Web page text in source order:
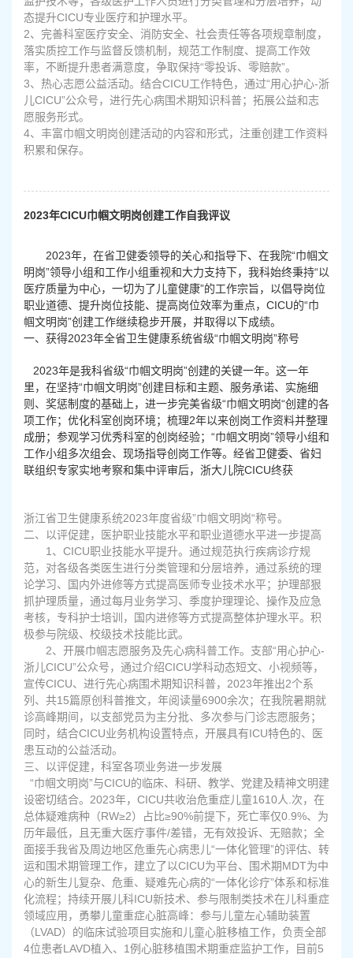
态提升CICU专业医疗和护理水平。
2、完善科室医疗安全、消防安全、社会责任等各项规章制度，
落实质控工作与监督反馈机制，规范工作制度、提高工作效
率，不断提升患者满意度，争取保持“零投诉、零赔款”。
3、热心志愿公益活动。结合CICU工作特色，通过“用心护心-浙
儿CICU”公众号，进行先心病围术期知识科普；拓展公益和志
愿服务形式。
4、丰富巾帼文明岗创建活动的内容和形式，注重创建工作资料
积累和保存。
2023年CICU巾帼文明岗创建工作自我评议
2023年，在省卫健委领导的关心和指导下、在我院“巾帼文
明岗”领导小组和工作小组重视和大力支持下，我科始终秉持“以
医疗质量为中心，一切为了儿童健康”的工作宗旨，以倡导岗位
职业道德、提升岗位技能、提高岗位效率为重点，CICU的“巾
帼文明岗”创建工作继续稳步开展，并取得以下成绩。
一、获得2023年全省卫生健康系统省级“巾帼文明岗”称号
2023年是我科省级“巾帼文明岗”创建的关键一年。这一年
里，在坚持“巾帼文明岗”创建目标和主题、服务承诺、实施细
则、奖惩制度的基础上，进一步完美省级“巾帼文明岗“创建的各
项工作；优化科室创岗环境；梳理2年以来创岗工作资料并整理
成册；参观学习优秀科室的创岗经验；“巾帼文明岗”领导小组和
工作小组多次组会、现场指导创岗工作等。经省卫健委、省妇
联组织专家实地考察和集中评审后，浙大儿院CICU终获
浙江省卫生健康系统2023年度省级”巾帼文明岗“称号。
二、以评促建，医护职业技能水平和职业道德水平进一步提高
1 、CICU职业技能水平提升。通过规范执行疾病诊疗规
范，对各级各类医生进行分类管理和分层培养，通过系统的理
论学习、国内外进修等方式提高医师专业技术水平；护理部狠
抓护理质量，通过每月业务学习、季度护理理论、操作及应急
考核，专科护士培训，国内进修等方式提高整体护理水平。积
极参与院级、校级技术技能比武。
2、开展巾帼志愿服务及先心病科普工作。支部“用心护心-
浙儿CICU”公众号，通过介绍CICU学科动态短文、小视频等，
宣传CICU、进行先心病围术期知识科普，2023年推出2个系
列、共15篇原创科普推文，年阅读量6900余次；在我院暑期就
诊高峰期间，以支部党员为主分批、多次参与门诊志愿服务；
同时，结合CICU业务机构设置特点，开展具有ICU特色的、医
患互动的公益活动。
三、以评促建，科室各项业务进一步发展
“巾帼文明岗”与CICU的临床、科研、教学、党建及精神文明建
设密切结合。2023年，CICU共收治危重症儿童1610人.次，在
总体疑难病种（RW≥2）占比≥90%前提下，死亡率仅0.9%、为
历年最低，且无重大医疗事件/差错，无有效投诉、无赔款；全
面接手我省及周边地区危重先心病患儿“一体化管理”的评估、转
运和围术期管理工作，建立了以CICU为平台、围术期MDT为中
心的新生儿复杂、危重、疑难先心病的“一体化诊疗”体系和标准
化流程；持续开展儿科ICU新技术、参与限制类技术在儿科重症
领域应用，勇攀儿童重症心脏高峰：参与儿童左心辅助装置
（LVAD）的临床试验项目实施和儿童心脏移植工作，负责全部
4位患者LAVD植入、1例心脏移植围术期重症监护工作，目前5